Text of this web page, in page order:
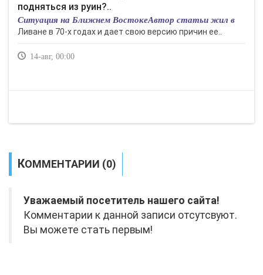
подняться из руин?..
Ситуация на Ближнем ВостокеАвтор статьи жил в
Ливане в 70-х годах и дает свою версию причин ее..
14-авг, 00:00
КОММЕНТАРИИ (0)
Уважаемый посетитель нашего сайта!
Комментарии к данной записи отсутсвуют.
Вы можете стать первым!